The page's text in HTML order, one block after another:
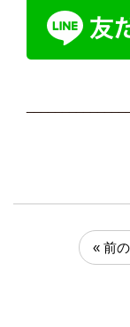
« 前